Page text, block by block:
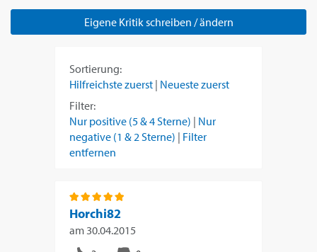
Eigene Kritik schreiben / ändern
Sortierung:
Hilfreichste zuerst | Neueste zuerst
Filter:
Nur positive (5 & 4 Sterne) | Nur
negative (1 & 2 Sterne) | Filter
entfernen
Horchi82
am 30.04.2015